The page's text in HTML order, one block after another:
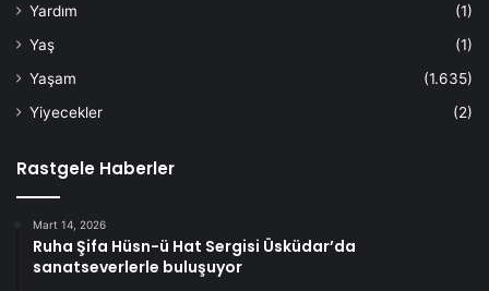
Yardım
(1)
Yaş
(1)
Yaşam
(1.635)
Yiyecekler
(2)
Rastgele Haberler
Mart 14, 2026
Ruha Şifa Hüsn-ü Hat Sergisi Üsküdar’da
sanatseverlerle buluşuyor